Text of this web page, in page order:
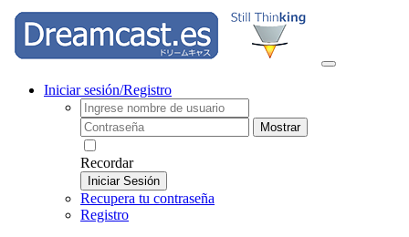
Iniciar sesión/Registro
Mostrar
Recordar
Iniciar Sesión
Recupera tu contraseña
Registro